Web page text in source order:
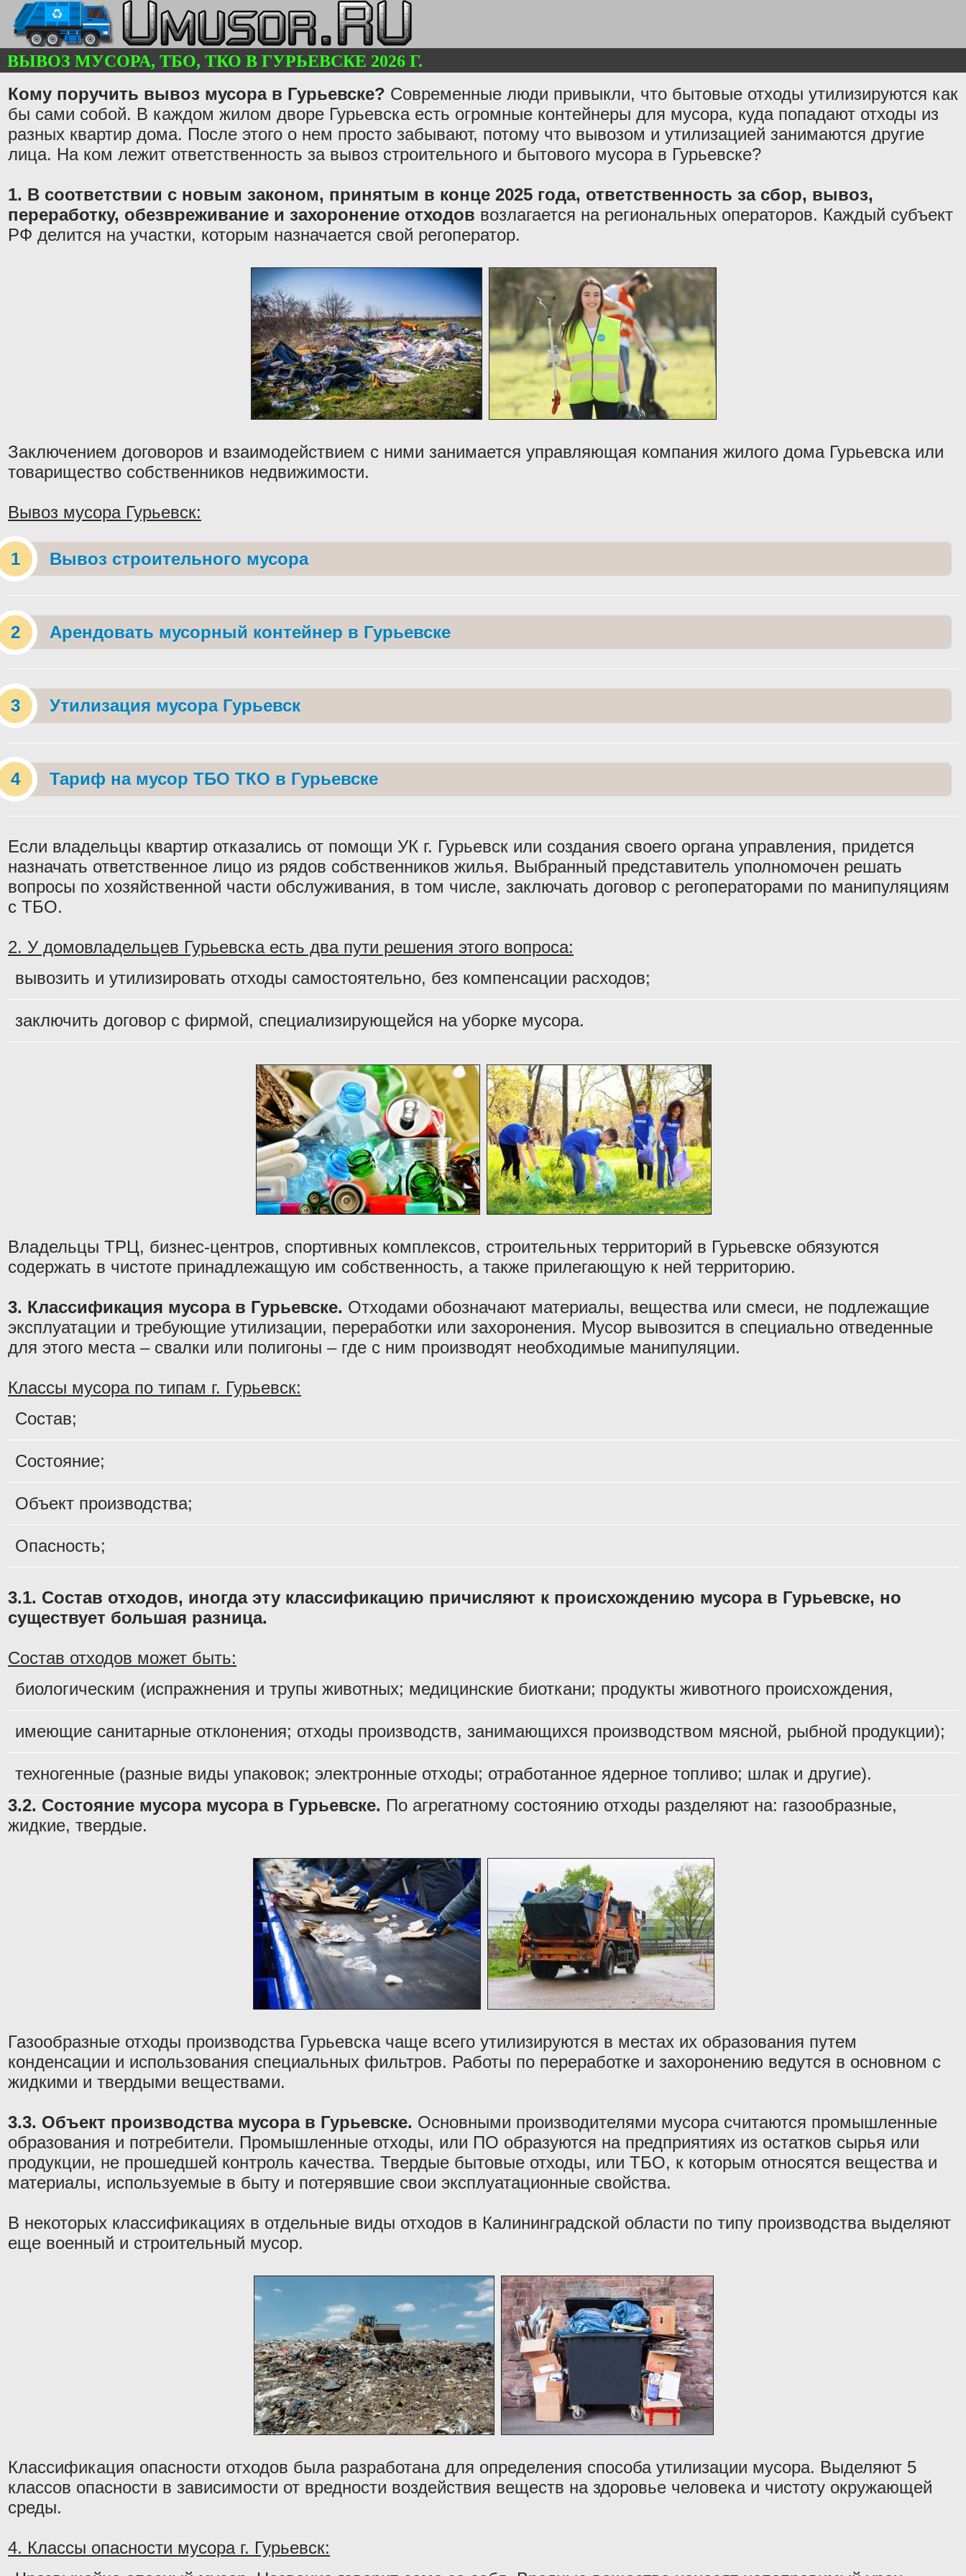
ВЫВОЗ МУСОРА, ТБО, ТКО В ГУРЬЕВСКЕ 2026 Г.
Кому поручить вывоз мусора в Гурьевске? Современные люди привыкли, что бытовые отходы утилизируются как
бы сами собой. В каждом жилом дворе Гурьевска есть огромные контейнеры для мусора, куда попадают отходы из
разных квартир дома. После этого о нем просто забывают, потому что вывозом и утилизацией занимаются другие
лица. На ком лежит ответственность за вывоз строительного и бытового мусора в Гурьевске?
1. В соответствии с новым законом, принятым в конце 2025 года, ответственность за сбор, вывоз,
переработку, обезвреживание и захоронение отходов возлагается на региональных операторов. Каждый субъект
РФ делится на участки, которым назначается свой регоператор.
Заключением договоров и взаимодействием с ними занимается управляющая компания жилого дома Гурьевска или
товарищество собственников недвижимости.
Вывоз мусора Гурьевск:
Вывоз строительного мусора
Арендовать мусорный контейнер в Гурьевске
Утилизация мусора Гурьевск
Тариф на мусор ТБО ТКО в Гурьевске
Если владельцы квартир отказались от помощи УК г. Гурьевск или создания своего органа управления, придется
назначать ответственное лицо из рядов собственников жилья. Выбранный представитель уполномочен решать
вопросы по хозяйственной части обслуживания, в том числе, заключать договор с регоператорами по манипуляциям
с ТБО.
2. У домовладельцев Гурьевска есть два пути решения этого вопроса:
вывозить и утилизировать отходы самостоятельно, без компенсации расходов;
заключить договор с фирмой, специализирующейся на уборке мусора.
Владельцы ТРЦ, бизнес-центров, спортивных комплексов, строительных территорий в Гурьевске обязуются
содержать в чистоте принадлежащую им собственность, а также прилегающую к ней территорию.
3. Классификация мусора в Гурьевске. Отходами обозначают материалы, вещества или смеси, не подлежащие
эксплуатации и требующие утилизации, переработки или захоронения. Мусор вывозится в специально отведенные
для этого места – свалки или полигоны – где с ним производят необходимые манипуляции.
Классы мусора по типам г. Гурьевск:
Состав;
Состояние;
Объект производства;
Опасность;
3.1. Состав отходов, иногда эту классификацию причисляют к происхождению мусора в Гурьевске, но
существует большая разница.
Состав отходов может быть:
биологическим (испражнения и трупы животных; медицинские биоткани; продукты животного происхождения,
имеющие санитарные отклонения; отходы производств, занимающихся производством мясной, рыбной продукции);
техногенные (разные виды упаковок; электронные отходы; отработанное ядерное топливо; шлак и другие).
3.2. Состояние мусора мусора в Гурьевске. По агрегатному состоянию отходы разделяют на: газообразные,
жидкие, твердые.
Газообразные отходы производства Гурьевска чаще всего утилизируются в местах их образования путем
конденсации и использования специальных фильтров. Работы по переработке и захоронению ведутся в основном с
жидкими и твердыми веществами.
3.3. Объект производства мусора в Гурьевске. Основными производителями мусора считаются промышленные
образования и потребители. Промышленные отходы, или ПО образуются на предприятиях из остатков сырья или
продукции, не прошедшей контроль качества. Твердые бытовые отходы, или ТБО, к которым относятся вещества и
материалы, используемые в быту и потерявшие свои эксплуатационные свойства.
В некоторых классификациях в отдельные виды отходов в Калининградской области по типу производства выделяют
еще военный и строительный мусор.
Классификация опасности отходов была разработана для определения способа утилизации мусора. Выделяют 5
классов опасности в зависимости от вредности воздействия веществ на здоровье человека и чистоту окружающей
среды.
4. Классы опасности мусора г. Гурьевск: